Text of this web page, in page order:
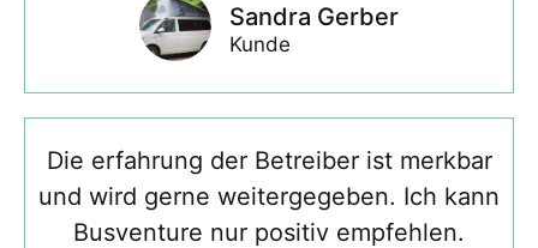
Sandra Gerber
Kunde
Die erfahrung der Betreiber ist merkbar
und wird gerne weitergegeben. Ich kann
Busventure nur positiv empfehlen.